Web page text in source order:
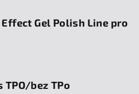
Gel Polish Line pro
bez TPo